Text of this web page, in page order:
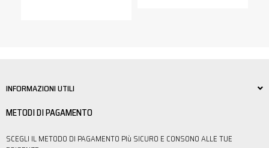
INFORMAZIONI UTILI
METODI DI PAGAMENTO
SCEGLI IL METODO DI PAGAMENTO PIù SICURO E CONSONO ALLE TUE